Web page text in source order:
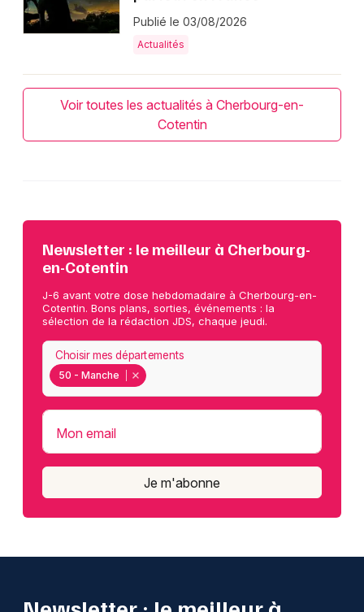
Publié le 03/08/2026
Actualités
Voir toutes les actualités à Cherbourg-en-
Cotentin
Newsletter : le meilleur à Cherbourg-
en-Cotentin
J-6 avant votre dose hebdomadaire à Cherbourg-en-
Cotentin. Bons plans, sorties, événements : la
sélection de la rédaction JDS, chaque jeudi.
50 - Manche
Choisir mes départements
Mon email
Je m'abonne